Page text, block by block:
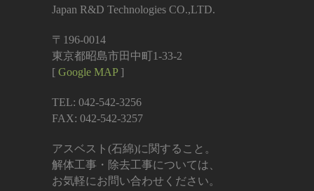
Japan R&D Technologies CO.,LTD.
〒196-0014
東京都昭島市田中町1-33-2
[ Google MAP]
TEL: 042-542-3256
FAX: 042-542-3257
アスベスト(石綿)に関すること。
解体工事・除去工事については、
お気軽にお問い合わせください。